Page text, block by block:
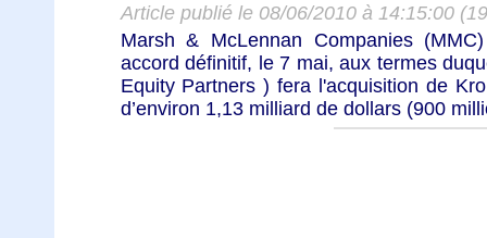
Article publié le 08/06/2010 à 14:15:00
Marsh & McLennan Companies
accord définitif, le 7 mai, aux termes
Equity Partners ) fera l'acquisition de
d’environ 1,13 milliard de dollars (900